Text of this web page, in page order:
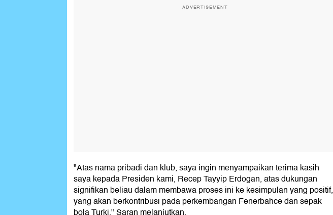
ADVERTISEMENT
"Atas nama pribadi dan klub, saya ingin menyampaikan terima kasih
saya kepada Presiden kami, Recep Tayyip Erdogan, atas dukungan
signifikan beliau dalam membawa proses ini ke kesimpulan yang positif,
yang akan berkontribusi pada perkembangan Fenerbahce dan sepak